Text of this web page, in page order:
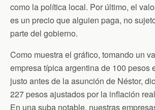
como la política local. Por último, el
es un precio que alguien paga, no
parte del gobierno.
Como muestra el gráfico, tomando un
empresa típica argentina de 100 pesos
justo antes de la asunción de Néstor,
227 pesos ajustados por la inflación
En una suba notable, nuestras